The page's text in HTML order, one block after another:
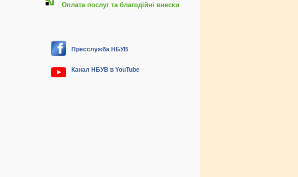
Оплата послуг та благодійні внески
Пресслужба НБУВ
Канал НБУВ в YouTube